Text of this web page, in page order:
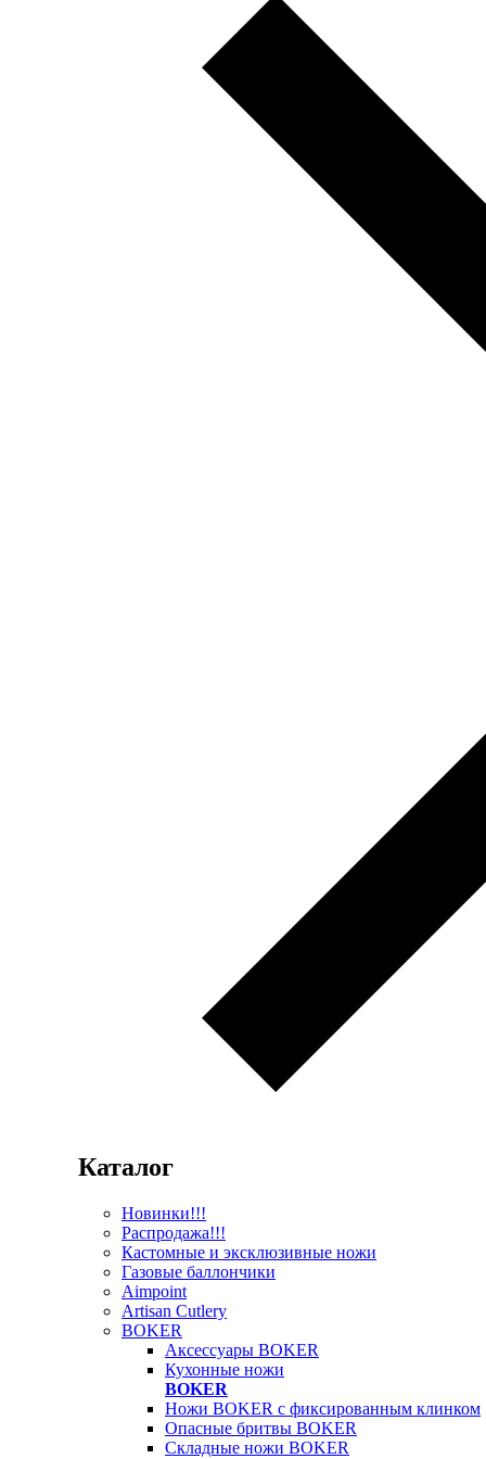
Каталог
Новинки!!!
Распродажа!!!
Кастомные и эксклюзивные ножи
Газовые баллончики
Aimpoint
Artisan Cutlery
BOKER
Аксессуары BOKER
Кухонные ножи
BOKER
Ножи BOKER с фиксированным клинком
Опасные бритвы BOKER
Складные ножи BOKER